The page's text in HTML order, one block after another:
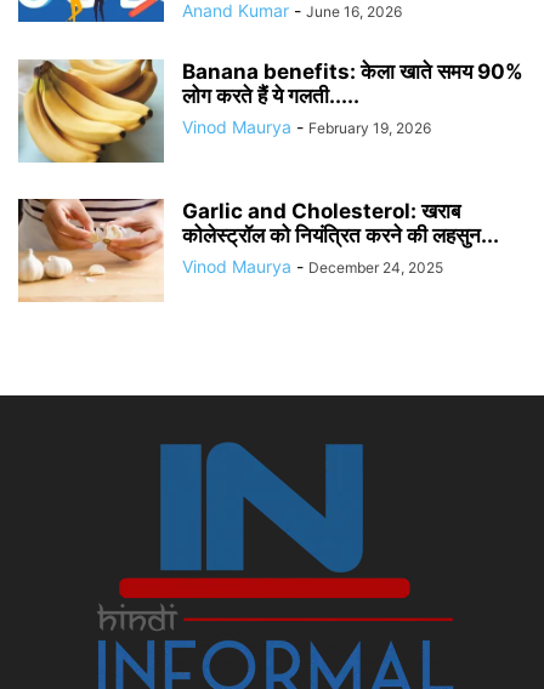
Anand Kumar - June 16, 2026
Banana benefits: केला खाते समय 90%
लोग करते हैं ये गलती.....
Vinod Maurya - February 19, 2026
Garlic and Cholesterol: खराब
कोलेस्ट्रॉल को नियंत्रित करने की लहसुन...
Vinod Maurya - December 24, 2025